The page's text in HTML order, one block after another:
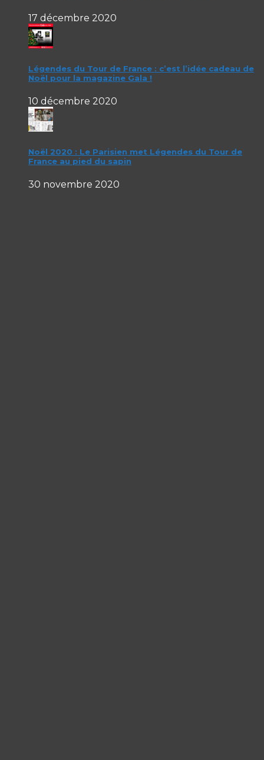
17 décembre 2020
Légendes du Tour de France : c’est l’idée cadeau de
Noël pour la magazine Gala !
10 décembre 2020
Noël 2020 : Le Parisien met Légendes du Tour de
France au pied du sapin
30 novembre 2020